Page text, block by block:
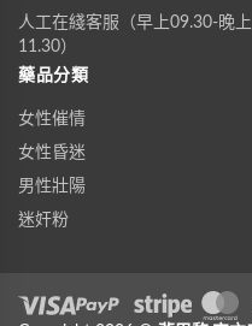
人工在綫客服（早上09.30-晚上
11.30）
藥品分類
女性催情
女性昏迷
男性壯陽
迷奸粉